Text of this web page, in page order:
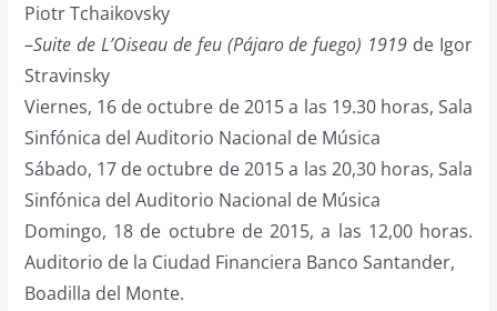
Piotr Tchaikovsky
–Suite de L’Oiseau de feu (Pájaro de fuego) 1919 de Igor
Stravinsky
Viernes, 16 de octubre de 2015 a las 19.30 horas, Sala
Sinfónica del Auditorio Nacional de Música
Sábado, 17 de octubre de 2015 a las 20,30 horas, Sala
Sinfónica del Auditorio Nacional de Música
Domingo, 18 de octubre de 2015, a las 12,00 horas.
Auditorio de la Ciudad Financiera Banco Santander,
Boadilla del Monte.